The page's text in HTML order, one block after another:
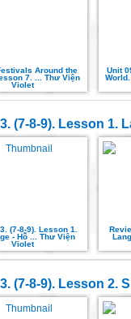
Around the
7. ... Thư Viện
Violet
Unit
(7-8-9). Lesson 1.
(7-8-9). Lesson 1.
- Hỗ ... Thư Viện
Violet
(7-8-9). Lesson 2.